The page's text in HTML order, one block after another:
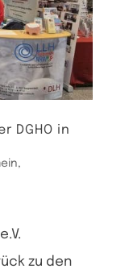
DGHO in
,
zu den